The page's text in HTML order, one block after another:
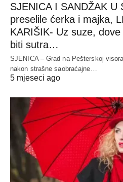
SJENICA I SANDŽAK U
preselile ćerka i majka,
KARIŠIK- Uz suze,
biti sutra…
SJENICA – Grad na Pešterskoj
nakon strašne saobraćajne…
5 mjeseci ago